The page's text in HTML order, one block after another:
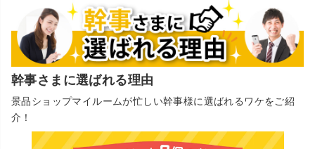
幹事さまに選ばれる理由
景品ショップマイルームが忙しい幹事様に選ばれるワケをご紹
介！